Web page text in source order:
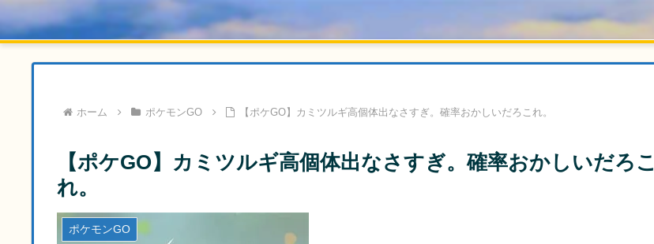
ホーム ポケモンGO 【ポケGO】カミツルギ高個体出なさすぎ。確率おかしいだろこれ。
【ポケGO】カミツルギ高個体出なさすぎ。確率おかしいだろこ
れ。
ポケモンGO